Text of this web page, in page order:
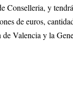
Conselleria, y
de euros,
Valencia y la